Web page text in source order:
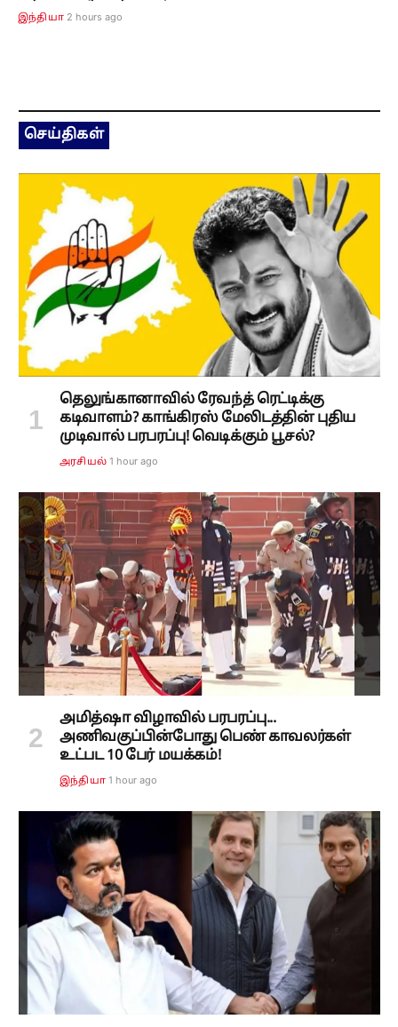
இந்தியா 2 hours ago
செய்திகள்
தெலுங்கானாவில் ரேவந்த் ரெட்டிக்கு
கடிவாளம்? காங்கிரஸ் மேலிடத்தின் புதிய
முடிவால் பரபரப்பு! வெடிக்கும் பூசல்?
அரசியல் 1 hour ago
அமித்ஷா விழாவில் பரபரப்பு...
அணிவகுப்பின்போது பெண் காவலர்கள்
உட்பட 10 பேர் மயக்கம்!
இந்தியா 1 hour ago